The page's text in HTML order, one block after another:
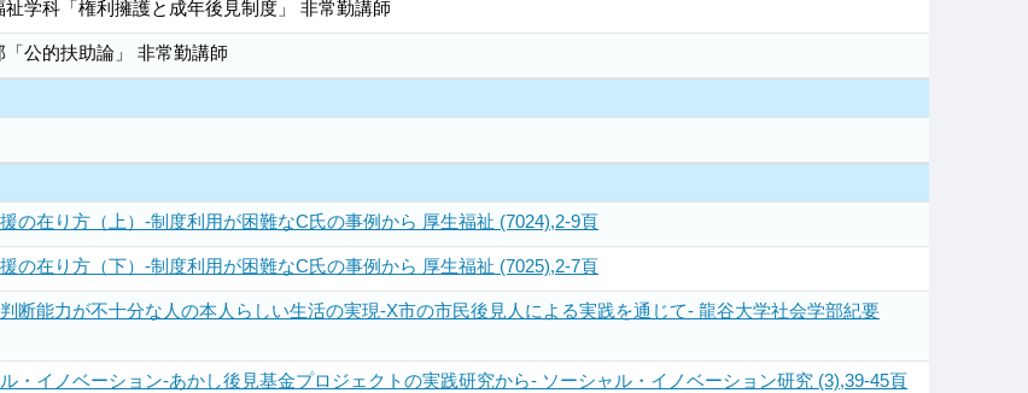
学科「権利擁護と成年後見制度」 非常勤講師
公的扶助論」 非常勤講師
の在り方（上）-制度利用が困難なC氏の事例から 厚生福祉 (7024),2-9頁
の在り方（下）-制度利用が困難なC氏の事例から 厚生福祉 (7025),2-7頁
断能力が不十分な人の本人らしい生活の実現-X市の市民後見人による実践を通じて- 龍谷大学社会学部紀要
・イノベーション-あかし後見基金プロジェクトの実践研究から- ソーシャル・イノベーション研究 (3),39-45頁